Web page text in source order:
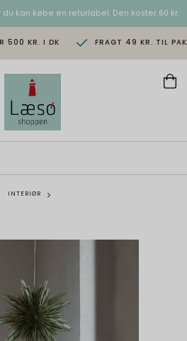
kan købe en returlabel. Den koster 60 kr.
500 KR. I DK FRAGT 49 KR. TIL
INTERIØR